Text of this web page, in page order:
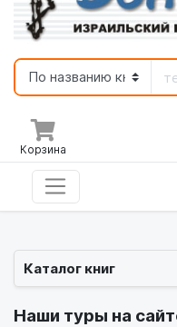
Корзина
Каталог книг
Наши туры на